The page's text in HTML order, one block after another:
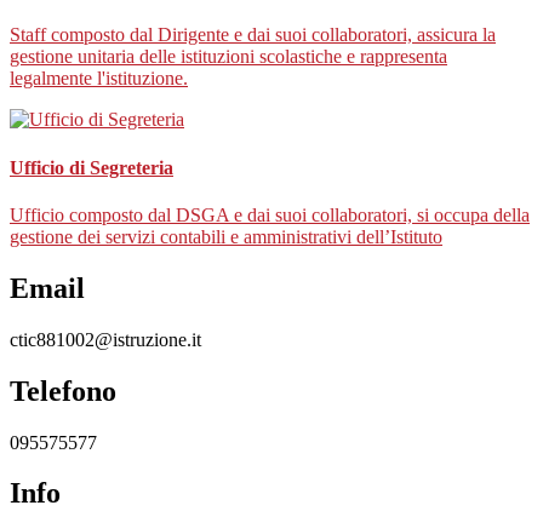
Staff composto dal Dirigente e dai suoi collaboratori, assicura la
gestione unitaria delle istituzioni scolastiche e rappresenta
legalmente l'istituzione.
Ufficio di Segreteria
Ufficio composto dal DSGA e dai suoi collaboratori, si occupa della
gestione dei servizi contabili e amministrativi dell’Istituto
Email
ctic881002@istruzione.it
Telefono
095575577
Info